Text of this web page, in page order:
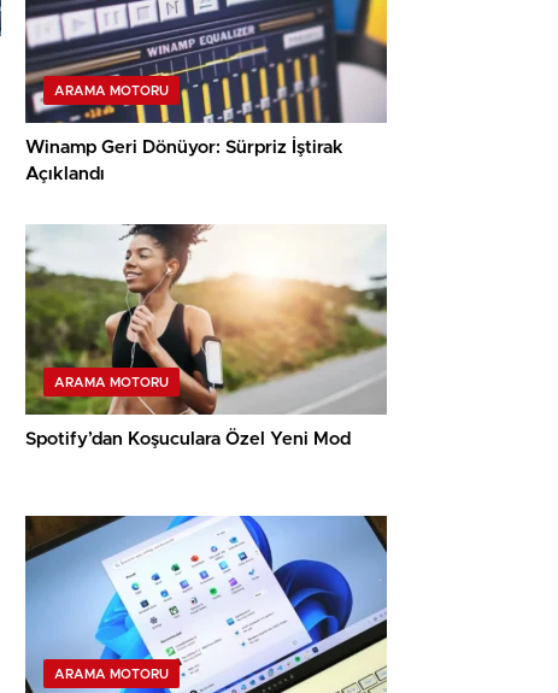
ARAMA MOTORU
Winamp Geri Dönüyor: Sürpriz İştirak
Açıklandı
ARAMA MOTORU
Spotify’dan Koşuculara Özel Yeni Mod
ARAMA MOTORU